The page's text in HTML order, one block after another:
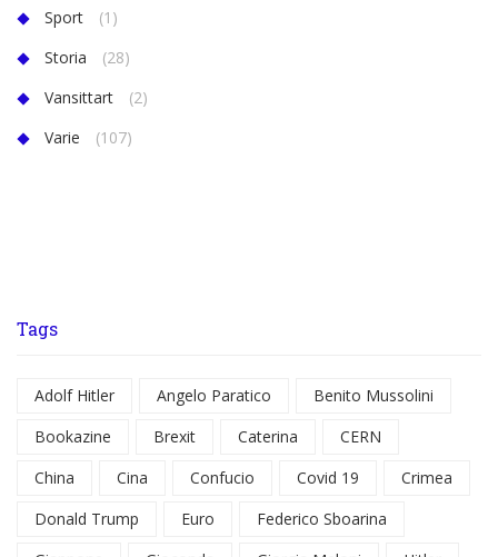
Sport
(1)
Storia
(28)
Vansittart
(2)
Varie
(107)
Tags
Adolf Hitler Angelo Paratico
Benito Mussolini
Bookazine
Brexit Caterina
CERN
China
Cina Confucio Covid 19
Crimea
Donald Trump
Euro
Federico Sboarina